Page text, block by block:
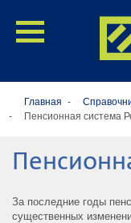
Главная
Пенсионная система
За последние годы
существенных